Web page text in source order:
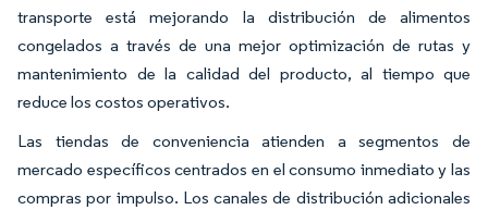
transporte está mejorando la distribución de alimentos
congelados a través de una mejor optimización de rutas y
mantenimiento de la calidad del producto, al tiempo que
reduce los costos operativos.
Las tiendas de conveniencia atienden a segmentos de
mercado específicos centrados en el consumo inmediato y las
compras por impulso. Los canales de distribución adicionales